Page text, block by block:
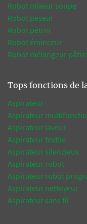
Robot mixeur soupe
Robot peseur
Robot pétrin
Robot éminceur
Robot mélangeur
Tops fonctions de
Aspirateur
Aspirateur
Aspirateur laveur
Aspirateur textile
Aspirateur silencieux
Aspirateur robot
Aspirateur robot
Aspirateur nettoyeur
Aspirateur sans fil